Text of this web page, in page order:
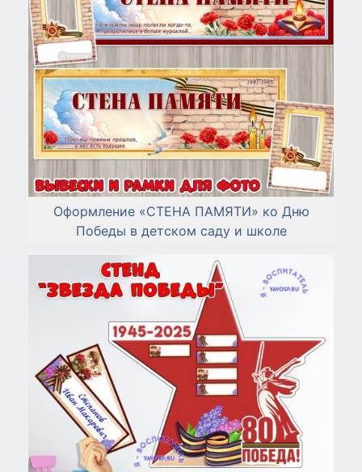
Оформление «СТЕНА ПАМЯТИ» ко Дню
Победы в детском саду и школе